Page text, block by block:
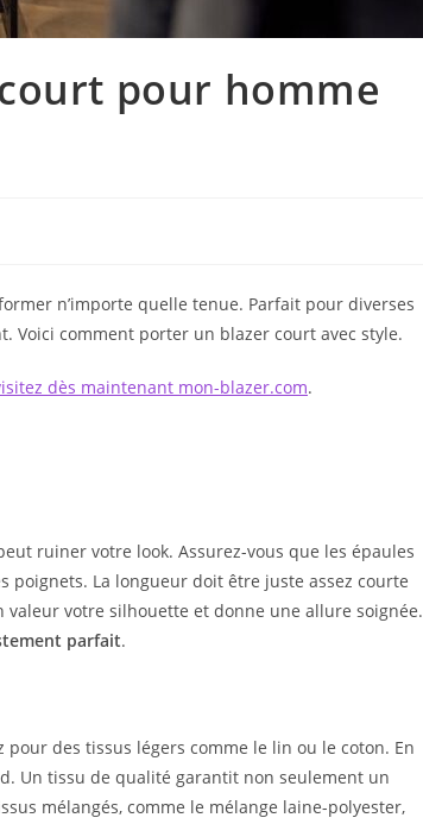
pour homme
n’importe quelle tenue. Parfait pour diverses
Voici comment porter un blazer court avec style.
dès maintenant mon-blazer.com.
ruiner votre look. Assurez-vous que les épaules
La longueur doit être juste assez courte
votre silhouette et donne une allure soignée.
parfait.
pour des tissus légers comme le lin ou le coton. En
Un tissu de qualité garantit non seulement un
mélangés, comme le mélange laine-polyester,